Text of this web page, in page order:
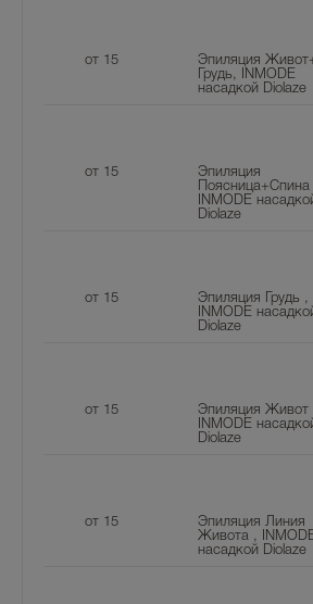
от 15
Эпиляция
Грудь, INMODE
насадкой Diolaze
от 15
Эпиляция
Поясница+Спина
INMODE
Diolaze
от 15
Эпиляция Грудь ,
INMODE
Diolaze
от 15
Эпиляция Живот
INMODE
Diolaze
от 15
Эпиляция Линия
Живота ,
насадкой Diolaze